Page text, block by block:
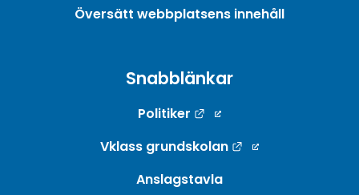
Översätt webbplatsens innehåll
Snabblänkar
Politiker
Länk till annan
Vklass grundskolan
Länk till annan
Anslagstavla